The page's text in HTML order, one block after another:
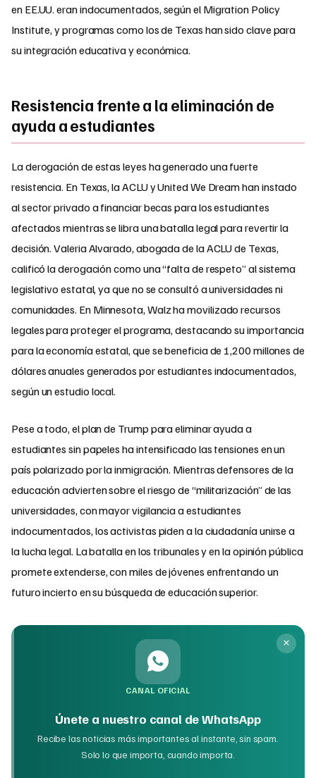
en EE.UU. eran indocumentados, según el Migration Policy
Institute, y programas como los de Texas han sido clave para
su integración educativa y económica.
Resistencia frente a la eliminación de
ayuda a estudiantes
La derogación de estas leyes ha generado una fuerte
resistencia. En Texas, la ACLU y United We Dream han instado
al sector privado a financiar becas para los estudiantes
afectados mientras se libra una batalla legal para revertir la
decisión. Valeria Alvarado, abogada de la ACLU de Texas,
calificó la derogación como una “falta de respeto” al sistema
legislativo estatal, ya que no se consultó a universidades ni
comunidades. En Minnesota, Walz ha movilizado recursos
legales para proteger el programa, destacando su importancia
para la economía estatal, que se beneficia de 1,200 millones de
dólares anuales generados por estudiantes indocumentados,
según un estudio local.
Pese a todo, el plan de Trump para eliminar ayuda a
estudiantes sin papeles ha intensificado las tensiones en un
país polarizado por la inmigración. Mientras defensores de la
educación advierten sobre el riesgo de “militarización” de las
universidades, con mayor vigilancia a estudiantes
indocumentados, los activistas piden a la ciudadanía unirse a
la lucha legal. La batalla en los tribunales y en la opinión pública
promete extenderse, con miles de jóvenes enfrentando un
futuro incierto en su búsqueda de educación superior.
CANAL OFICIAL
Únete a nuestro canal de WhatsApp
Recibe las noticias más importantes al instante, sin spam.
Solo lo que importa, cuando importa.